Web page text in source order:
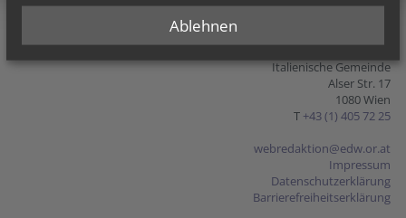
Italienische Gemeinde
Alser Str. 17
1080 Wien
T +43 (1) 405 72 25
webredaktion@edw.or.at
Impressum
Datenschutzerklärung
Barrierefreiheitserklärung
Ablehnen